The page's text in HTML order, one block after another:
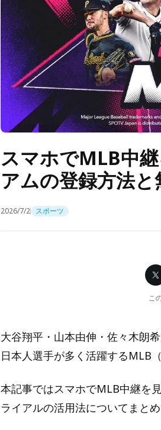
スマホでMLB中
アムの登録方法
2026/7/2 スポーツ
こ
大谷翔平・山本由伸・佐々木朗
日本人選手が多く活躍するMLB
本記事ではスマホでMLB中継を
ライアルの活用法についてまとめ